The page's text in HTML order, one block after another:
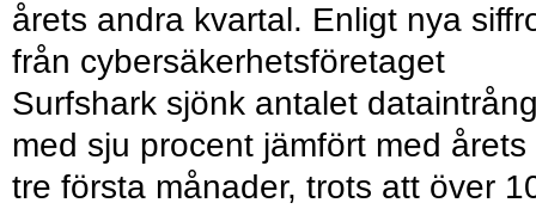
årets andra kvartal. Enligt nya
från cybersäkerhetsföretaget
Surfshark sjönk antalet
med sju procent jämfört med årets
tre första månader, trots att över